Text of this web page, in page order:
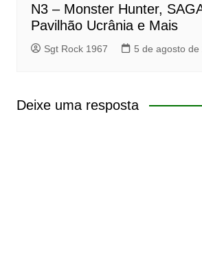
N3 – Monster Hunter,
Pavilhão Ucrânia e Mais
Sgt Rock 1967 5 de agosto de
Deixe uma resposta